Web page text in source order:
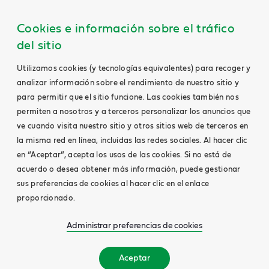
Cookies e información sobre el tráfico
del sitio
Utilizamos cookies (y tecnologías equivalentes) para recoger y
analizar información sobre el rendimiento de nuestro sitio y
para permitir que el sitio funcione. Las cookies también nos
permiten a nosotros y a terceros personalizar los anuncios que
ve cuando visita nuestro sitio y otros sitios web de terceros en
la misma red en línea, incluidas las redes sociales. Al hacer clic
en “Aceptar”, acepta los usos de las cookies. Si no está de
acuerdo o desea obtener más información, puede gestionar
sus preferencias de cookies al hacer clic en el enlace
proporcionado.
Administrar preferencias de cookies
Aceptar